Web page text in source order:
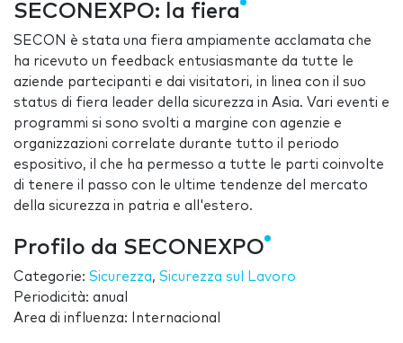
SECONEXPO: la fiera
SECON è stata una fiera ampiamente acclamata che
ha ricevuto un feedback entusiasmante da tutte le
aziende partecipanti e dai visitatori, in linea con il suo
status di fiera leader della sicurezza in Asia. Vari eventi e
programmi si sono svolti a margine con agenzie e
organizzazioni correlate durante tutto il periodo
espositivo, il che ha permesso a tutte le parti coinvolte
di tenere il passo con le ultime tendenze del mercato
della sicurezza in patria e all'estero.
Profilo da SECONEXPO
Categorie: Sicurezza, Sicurezza sul Lavoro
Periodicità: anual
Area di influenza: Internacional